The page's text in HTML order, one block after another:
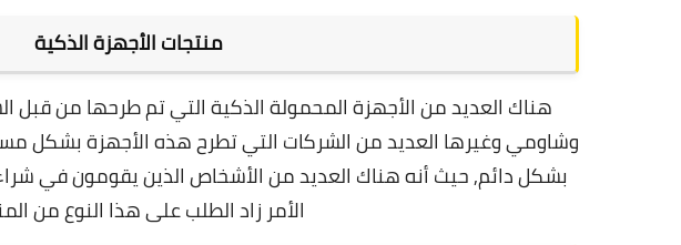
منتجات الأجهزة الذكية
هناك العديد من الأجهزة المحمولة الذكية التي تم طرحها من قبل
وشاومي وغيرها العديد من الشركات التي تطرح هذه الأجهزة بشكل
بشكل دائم,حيث أنه هناك العديد من الأشخاص الذين يقومون في
الأمر زاد الطلب على هذا النوع من